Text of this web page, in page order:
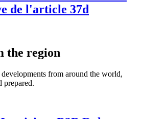
de l'article 37d
the region
from around the world,
prepared.